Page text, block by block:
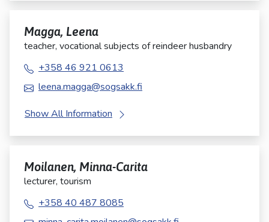
Magga, Leena
teacher, vocational subjects of reindeer husbandry
+358 46 921 0613
leena.magga@sogsakk.fi
Show All Information
Moilanen, Minna-Carita
lecturer, tourism
+358 40 487 8085